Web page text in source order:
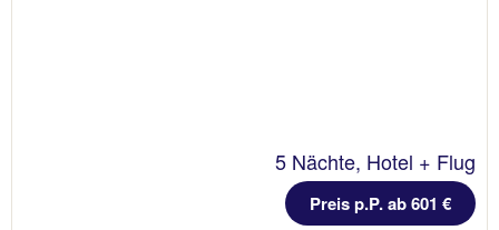
5 Nächte, Hotel + Flug
Preis p.P. ab 601 €